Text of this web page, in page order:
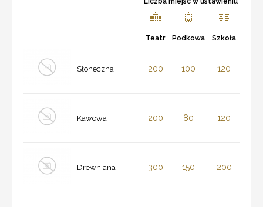
Teatr Podkowa Szkoła
Słoneczna 200 100 120
Kawowa 200 80 120
Drewniana 300 150 200